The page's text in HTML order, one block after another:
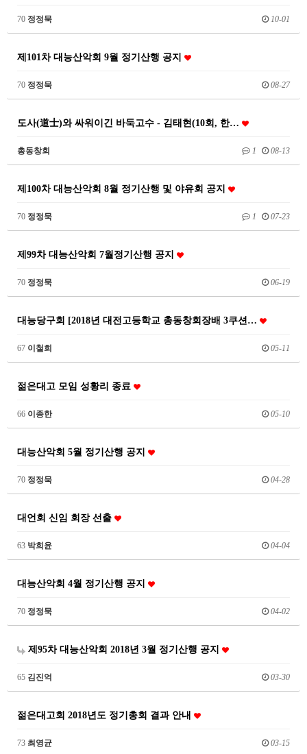
70 정정묵 10-01
제101차 대능산악회 9월 정기산행 공지
70 정정묵 08-27
도사(道士)와 싸워이긴 바둑고수 - 김태현(10회, 한…
총동창회 1 08-13
제100차 대능산악회 8월 정기산행 및 야유회 공지
70 정정묵 1 07-23
제99차 대능산악회 7월정기산행 공지
70 정정묵 06-19
대능당구회 [2018년 대전고등학교 총동창회장배 3쿠션…
67 이철희 05-11
젊은대고 모임 성황리 종료
66 이종한 05-10
대능산악회 5월 정기산행 공지
70 정정묵 04-28
대언회 신임 회장 선출
63 박희윤 04-04
대능산악회 4월 정기산행 공지
70 정정묵 04-02
제95차 대능산악회 2018년 3월 정기산행 공지
65 김진억 03-30
젊은대고회 2018년도 정기총회 결과 안내
73 최영균 03-15